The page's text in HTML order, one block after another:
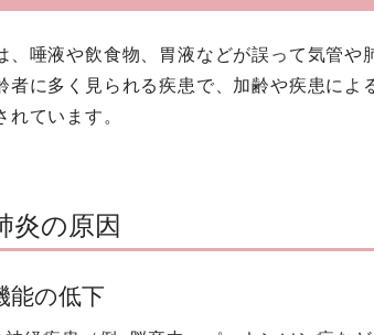
、唾液や飲食物、胃液などが誤って気管や
者に多く見られる疾患で、加齢や疾患によ
れています。
炎の原因
能の低下